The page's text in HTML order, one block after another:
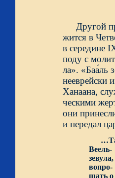
Другой
жится в
в середине
поду с
ла». «Баа́ль
нееврейски
Ханаана,
ческими
они
и передал
Веель-
вопро-
шать